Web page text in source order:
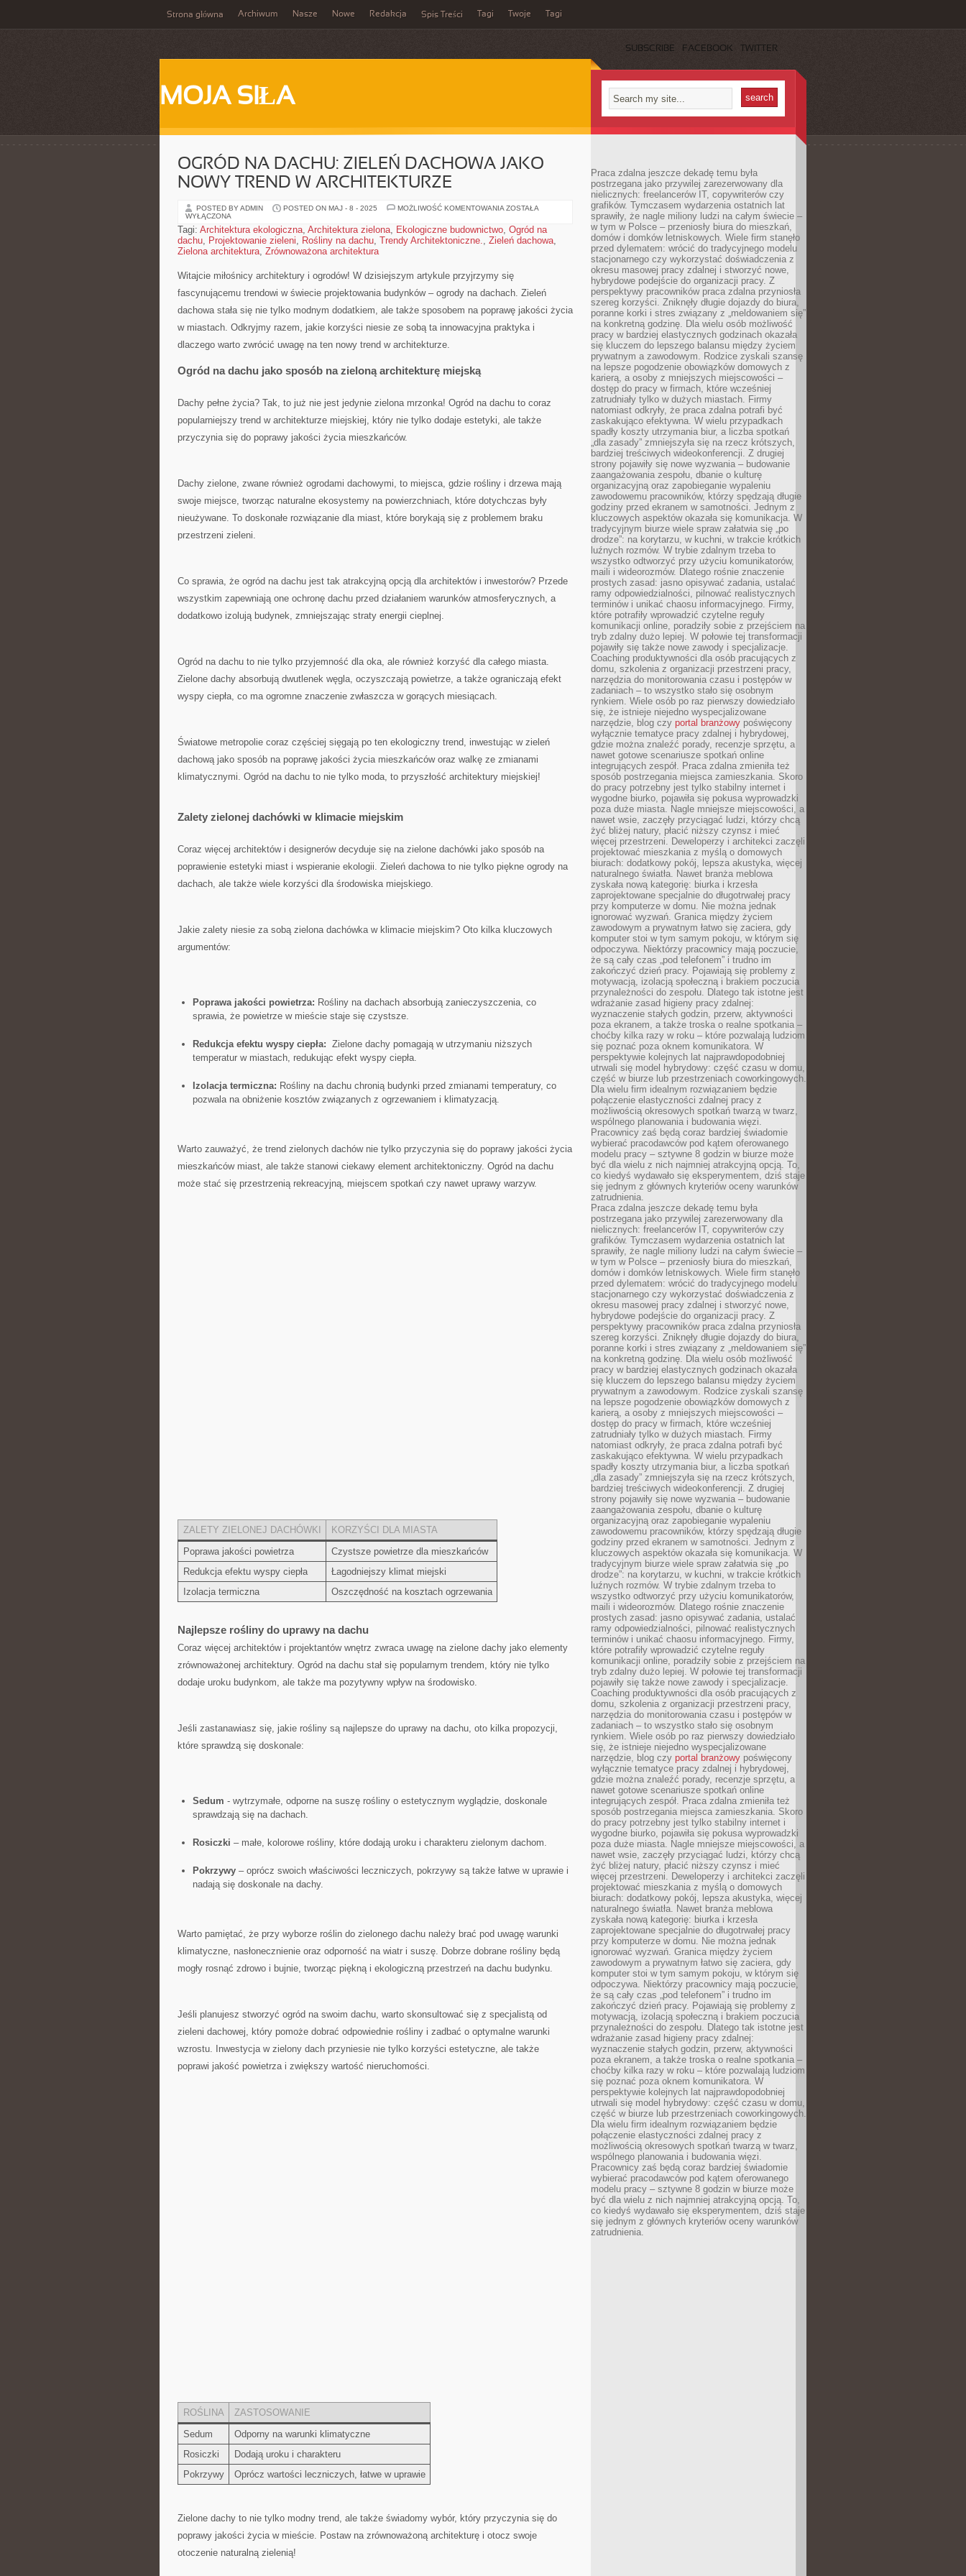
Strona główna Archiwum Nasze Nowe Redakcja Spis Treści Tagi Twoje Tagi
SUBSCRIBE FACEBOOK TWITTER
MOJA SIŁA
OGRÓD NA DACHU: ZIELEŃ DACHOWA JAKO
NOWY TREND W ARCHITEKTURZE
POSTED BY ADMIN POSTED ON MAJ - 8 - 2025 MOŻLIWOŚĆ KOMENTOWANIA OGRÓD
ZIELEŃ
DACHOWA
W
ARCHITEKTURZE
ZOSTAŁA
WYŁĄCZONA
Tagi: Architektura ekologiczna, Architektura zielona, Ekologiczne budownictwo, Ogród na
dachu, Projektowanie zieleni, Rośliny na dachu, Trendy Architektoniczne., Zieleń dachowa,
Zielona architektura, Zrównoważona architektura
Witajcie miłośnicy architektury i ogrodów! W dzisiejszym artykule przyjrzymy się
fascynującemu trendowi ‌w świecie projektowania budynków – ogrody na dachach. Zieleń
dachowa ⁤stała ‌się nie tylko⁣ modnym dodatkiem, ale także sposobem na poprawę jakości życia
w miastach. Odkryjmy razem, jakie korzyści niesie ze ‍sobą ta innowacyjna praktyka i
dlaczego warto zwrócić uwagę na ten nowy trend w architekturze.
Ogród ‍na dachu jako sposób na zieloną‍ architekturę ⁣miejską
Dachy pełne życia? ‍Tak, to ​już​ nie jest jedynie zielona mrzonka! ‌Ogród na dachu to coraz
popularniejszy trend w architekturze‍ miejskiej, który nie ⁢tylko dodaje estetyki, ale także
przyczynia się do ⁣poprawy jakości życia mieszkańców.
Dachy zielone, zwane również ogrodami dachowymi, to miejsca, gdzie‍ rośliny i drzewa mają
swoje miejsce, tworząc naturalne ekosystemy‍ na‌ powierzchniach, które⁢ dotychczas były
nieużywane. To doskonałe rozwiązanie dla miast, które borykają się ⁢z problemem braku
⁢przestrzeni zieleni.
Co sprawia, że ogród na dachu jest⁣ tak atrakcyjną opcją dla architektów i ⁤inwestorów? Przede
wszystkim zapewniają one ochronę⁣ dachu przed ​działaniem‌ warunków ​atmosferycznych, a
dodatkowo ‌izolują‍ budynek, zmniejszając straty energii cieplnej.
Ogród na​ dachu⁢ to nie ‌tylko przyjemność dla oka, ale również korzyść ⁢dla całego miasta.
Zielone dachy absorbują dwutlenek węgla, oczyszczają powietrze, a także ograniczają efekt
wyspy ciepła, co ma ogromne znaczenie zwłaszcza w gorących ⁣miesiącach.
Światowe‍ metropolie coraz częściej sięgają po ten ekologiczny trend,‌ inwestując w zieleń⁢
dachową jako sposób na poprawę jakości życia mieszkańców oraz walkę ⁤ze zmianami
klimatycznymi. Ogród na dachu ⁢to nie tylko moda, to przyszłość architektury miejskiej!
Zalety ​zielonej dachówki w klimacie⁣ miejskim
Coraz więcej architektów ‌i ​designerów decyduje się na ​zielone ⁣dachówki jako sposób na
poprawienie estetyki miast⁣ i wspieranie ekologii. Zieleń dachowa ‌to nie tylko ‍piękne ogrody na
dachach, ale także⁤ wiele korzyści dla środowiska‌ miejskiego.
Jakie⁢ zalety⁣ niesie za sobą zielona dachówka w klimacie miejskim?⁤ Oto kilka⁣ kluczowych
‍argumentów:
Poprawa jakości powietrza: Rośliny na dachach absorbują ⁣zanieczyszczenia, co
sprawia, że powietrze w mieście staje się czystsze.
Redukcja efektu wyspy ciepła: ⁢ Zielone ‌dachy pomagają w utrzymaniu niższych
temperatur w miastach, redukując efekt wyspy ciepła.
Izolacja termiczna: Rośliny na dachu chronią budynki przed zmianami temperatury, co⁢
pozwala na obniżenie kosztów związanych z ogrzewaniem i klimatyzacją.
Warto zauważyć, że⁤ trend zielonych dachów nie tylko przyczynia się do poprawy jakości‍ życia
mieszkańców‌ miast, ⁤ale także ⁤stanowi ciekawy ​element architektoniczny.‍ Ogród na dachu
może⁢ stać się przestrzenią rekreacyjną, miejscem spotkań czy nawet‍ uprawy warzyw.
ZALETY ZIELONEJ DACHÓWKI
KORZYŚCI ⁤DLA MIASTA
Poprawa jakości powietrza
Czystsze powietrze ‍dla mieszkańców
Redukcja efektu wyspy ciepła
Łagodniejszy klimat⁤ miejski
Izolacja termiczna
Oszczędność na kosztach⁢ ogrzewania
Najlepsze rośliny do⁤ uprawy na dachu
Coraz więcej architektów ⁣i projektantów wnętrz zwraca uwagę ⁢na zielone dachy ​jako elementy
zrównoważonej architektury. ‍Ogród​ na dachu stał się popularnym trendem, który nie tylko
dodaje uroku ‍budynkom, ‍ale ‌także ma⁤ pozytywny ⁢wpływ ⁤na środowisko.
Jeśli zastanawiasz ⁤się, ⁤jakie rośliny są najlepsze do uprawy na dachu, oto ‍kilka propozycji,
które sprawdzą się doskonale:
Sedum ⁢- wytrzymałe, odporne na suszę rośliny o estetycznym wyglądzie, doskonale
sprawdzają ‍się na dachach.
Rosiczki – małe, ​kolorowe‌ rośliny, które dodają uroku i ⁢charakteru ‌zielonym dachom.
Pokrzywy– oprócz swoich właściwości‍ leczniczych, pokrzywy są ⁣także łatwe w uprawie ⁣i
nadają się doskonale ⁤na ⁣dachy.
Warto pamiętać, ‌że przy wyborze roślin do zielonego ‌dachu należy brać‍ pod uwagę warunki
klimatyczne, ‍nasłonecznienie oraz⁤ odporność na wiatr i suszę. Dobrze dobrane‌ rośliny będą
mogły rosnąć zdrowo i bujnie, tworząc piękną i ekologiczną przestrzeń⁤ na dachu budynku.
Jeśli planujesz stworzyć ‌ogród ⁢na‌ swoim dachu, warto skonsultować się z specjalistą od
zieleni dachowej,⁢ który pomoże dobrać odpowiednie rośliny i⁢ zadbać o optymalne​ warunki
wzrostu. Inwestycja w zielony dach przyniesie nie tylko korzyści estetyczne, ​ale także
poprawi ⁤jakość​ powietrza⁢ i zwiększy wartość nieruchomości.
ROŚLINA
ZASTOSOWANIE
Sedum
Odporny na warunki klimatyczne
Rosiczki
Dodają uroku i charakteru
Pokrzywy
Oprócz‍ wartości leczniczych, łatwe w uprawie
Zielone dachy to nie tylko ‍modny ‍trend, ale⁤ także świadomy​ wybór, który przyczynia się do
poprawy ‍jakości życia w mieście. Postaw na zrównoważoną architekturę⁣ i otocz​ swoje
otoczenie naturalną zielenią!
Praca zdalna jeszcze dekadę temu była
postrzegana jako przywilej zarezerwowany dla
nielicznych: freelancerów IT, copywriterów czy
grafików. Tymczasem wydarzenia ostatnich lat
sprawiły, że nagle miliony ludzi na całym świecie –
w tym w Polsce – przeniosły biura do mieszkań,
domów i domków letniskowych. Wiele firm stanęło
przed dylematem: wrócić do tradycyjnego modelu
stacjonarnego czy wykorzystać doświadczenia z
okresu masowej pracy zdalnej i stworzyć nowe,
hybrydowe podejście do organizacji pracy. Z
perspektywy pracowników praca zdalna przyniosła
szereg korzyści. Zniknęły długie dojazdy do biura,
poranne korki i stres związany z „meldowaniem się”
na konkretną godzinę. Dla wielu osób możliwość
pracy w bardziej elastycznych godzinach okazała
się kluczem do lepszego balansu między życiem
prywatnym a zawodowym. Rodzice zyskali szansę
na lepsze pogodzenie obowiązków domowych z
karierą, a osoby z mniejszych miejscowości –
dostęp do pracy w firmach, które wcześniej
zatrudniały tylko w dużych miastach. Firmy
natomiast odkryły, że praca zdalna potrafi być
zaskakująco efektywna. W wielu przypadkach
spadły koszty utrzymania biur, a liczba spotkań
„dla zasady” zmniejszyła się na rzecz krótszych,
bardziej treściwych wideokonferencji. Z drugiej
strony pojawiły się nowe wyzwania – budowanie
zaangażowania zespołu, dbanie o kulturę
organizacyjną oraz zapobieganie wypaleniu
zawodowemu pracowników, którzy spędzają długie
godziny przed ekranem w samotności. Jednym z
kluczowych aspektów okazała się komunikacja. W
tradycyjnym biurze wiele spraw załatwia się „po
drodze”: na korytarzu, w kuchni, w trakcie krótkich
luźnych rozmów. W trybie zdalnym trzeba to
wszystko odtworzyć przy użyciu komunikatorów,
maili i wideorozmów. Dlatego rośnie znaczenie
prostych zasad: jasno opisywać zadania, ustalać
ramy odpowiedzialności, pilnować realistycznych
terminów i unikać chaosu informacyjnego. Firmy,
które potrafiły wprowadzić czytelne reguły
komunikacji online, poradziły sobie z przejściem na
tryb zdalny dużo lepiej. W połowie tej transformacji
pojawiły się także nowe zawody i specjalizacje.
Coaching produktywności dla osób pracujących z
domu, szkolenia z organizacji przestrzeni pracy,
narzędzia do monitorowania czasu i postępów w
zadaniach – to wszystko stało się osobnym
rynkiem. Wiele osób po raz pierwszy dowiedziało
się, że istnieje niejedno wyspecjalizowane
narzędzie, blog czy portal branżowy poświęcony
wyłącznie tematyce pracy zdalnej i hybrydowej,
gdzie można znaleźć porady, recenzje sprzętu, a
nawet gotowe scenariusze spotkań online
integrujących zespół. Praca zdalna zmieniła też
sposób postrzegania miejsca zamieszkania. Skoro
do pracy potrzebny jest tylko stabilny internet i
wygodne biurko, pojawiła się pokusa wyprowadzki
poza duże miasta. Nagle mniejsze miejscowości, a
nawet wsie, zaczęły przyciągać ludzi, którzy chcą
żyć bliżej natury, płacić niższy czynsz i mieć
więcej przestrzeni. Deweloperzy i architekci zaczęli
projektować mieszkania z myślą o domowych
biurach: dodatkowy pokój, lepsza akustyka, więcej
naturalnego światła. Nawet branża meblowa
zyskała nową kategorię: biurka i krzesła
zaprojektowane specjalnie do długotrwałej pracy
przy komputerze w domu. Nie można jednak
ignorować wyzwań. Granica między życiem
zawodowym a prywatnym łatwo się zaciera, gdy
komputer stoi w tym samym pokoju, w którym się
odpoczywa. Niektórzy pracownicy mają poczucie,
że są cały czas „pod telefonem” i trudno im
zakończyć dzień pracy. Pojawiają się problemy z
motywacją, izolacją społeczną i brakiem poczucia
przynależności do zespołu. Dlatego tak istotne jest
wdrażanie zasad higieny pracy zdalnej:
wyznaczenie stałych godzin, przerw, aktywności
poza ekranem, a także troska o realne spotkania –
choćby kilka razy w roku – które pozwalają ludziom
się poznać poza oknem komunikatora. W
perspektywie kolejnych lat najprawdopodobniej
utrwali się model hybrydowy: część czasu w domu,
część w biurze lub przestrzeniach coworkingowych.
Dla wielu firm idealnym rozwiązaniem będzie
połączenie elastyczności zdalnej pracy z
możliwością okresowych spotkań twarzą w twarz,
wspólnego planowania i budowania więzi.
Pracownicy zaś będą coraz bardziej świadomie
wybierać pracodawców pod kątem oferowanego
modelu pracy – sztywne 8 godzin w biurze może
być dla wielu z nich najmniej atrakcyjną opcją. To,
co kiedyś wydawało się eksperymentem, dziś staje
się jednym z głównych kryteriów oceny warunków
zatrudnienia.
Praca zdalna jeszcze dekadę temu była
postrzegana jako przywilej zarezerwowany dla
nielicznych: freelancerów IT, copywriterów czy
grafików. Tymczasem wydarzenia ostatnich lat
sprawiły, że nagle miliony ludzi na całym świecie –
w tym w Polsce – przeniosły biura do mieszkań,
domów i domków letniskowych. Wiele firm stanęło
przed dylematem: wrócić do tradycyjnego modelu
stacjonarnego czy wykorzystać doświadczenia z
okresu masowej pracy zdalnej i stworzyć nowe,
hybrydowe podejście do organizacji pracy. Z
perspektywy pracowników praca zdalna przyniosła
szereg korzyści. Zniknęły długie dojazdy do biura,
poranne korki i stres związany z „meldowaniem się”
na konkretną godzinę. Dla wielu osób możliwość
pracy w bardziej elastycznych godzinach okazała
się kluczem do lepszego balansu między życiem
prywatnym a zawodowym. Rodzice zyskali szansę
na lepsze pogodzenie obowiązków domowych z
karierą, a osoby z mniejszych miejscowości –
dostęp do pracy w firmach, które wcześniej
zatrudniały tylko w dużych miastach. Firmy
natomiast odkryły, że praca zdalna potrafi być
zaskakująco efektywna. W wielu przypadkach
spadły koszty utrzymania biur, a liczba spotkań
„dla zasady” zmniejszyła się na rzecz krótszych,
bardziej treściwych wideokonferencji. Z drugiej
strony pojawiły się nowe wyzwania – budowanie
zaangażowania zespołu, dbanie o kulturę
organizacyjną oraz zapobieganie wypaleniu
zawodowemu pracowników, którzy spędzają długie
godziny przed ekranem w samotności. Jednym z
kluczowych aspektów okazała się komunikacja. W
tradycyjnym biurze wiele spraw załatwia się „po
drodze”: na korytarzu, w kuchni, w trakcie krótkich
luźnych rozmów. W trybie zdalnym trzeba to
wszystko odtworzyć przy użyciu komunikatorów,
maili i wideorozmów. Dlatego rośnie znaczenie
prostych zasad: jasno opisywać zadania, ustalać
ramy odpowiedzialności, pilnować realistycznych
terminów i unikać chaosu informacyjnego. Firmy,
które potrafiły wprowadzić czytelne reguły
komunikacji online, poradziły sobie z przejściem na
tryb zdalny dużo lepiej. W połowie tej transformacji
pojawiły się także nowe zawody i specjalizacje.
Coaching produktywności dla osób pracujących z
domu, szkolenia z organizacji przestrzeni pracy,
narzędzia do monitorowania czasu i postępów w
zadaniach – to wszystko stało się osobnym
rynkiem. Wiele osób po raz pierwszy dowiedziało
się, że istnieje niejedno wyspecjalizowane
narzędzie, blog czy portal branżowy poświęcony
wyłącznie tematyce pracy zdalnej i hybrydowej,
gdzie można znaleźć porady, recenzje sprzętu, a
nawet gotowe scenariusze spotkań online
integrujących zespół. Praca zdalna zmieniła też
sposób postrzegania miejsca zamieszkania. Skoro
do pracy potrzebny jest tylko stabilny internet i
wygodne biurko, pojawiła się pokusa wyprowadzki
poza duże miasta. Nagle mniejsze miejscowości, a
nawet wsie, zaczęły przyciągać ludzi, którzy chcą
żyć bliżej natury, płacić niższy czynsz i mieć
więcej przestrzeni. Deweloperzy i architekci zaczęli
projektować mieszkania z myślą o domowych
biurach: dodatkowy pokój, lepsza akustyka, więcej
naturalnego światła. Nawet branża meblowa
zyskała nową kategorię: biurka i krzesła
zaprojektowane specjalnie do długotrwałej pracy
przy komputerze w domu. Nie można jednak
ignorować wyzwań. Granica między życiem
zawodowym a prywatnym łatwo się zaciera, gdy
komputer stoi w tym samym pokoju, w którym się
odpoczywa. Niektórzy pracownicy mają poczucie,
że są cały czas „pod telefonem” i trudno im
zakończyć dzień pracy. Pojawiają się problemy z
motywacją, izolacją społeczną i brakiem poczucia
przynależności do zespołu. Dlatego tak istotne jest
wdrażanie zasad higieny pracy zdalnej:
wyznaczenie stałych godzin, przerw, aktywności
poza ekranem, a także troska o realne spotkania –
choćby kilka razy w roku – które pozwalają ludziom
się poznać poza oknem komunikatora. W
perspektywie kolejnych lat najprawdopodobniej
utrwali się model hybrydowy: część czasu w domu,
część w biurze lub przestrzeniach coworkingowych.
Dla wielu firm idealnym rozwiązaniem będzie
połączenie elastyczności zdalnej pracy z
możliwością okresowych spotkań twarzą w twarz,
wspólnego planowania i budowania więzi.
Pracownicy zaś będą coraz bardziej świadomie
wybierać pracodawców pod kątem oferowanego
modelu pracy – sztywne 8 godzin w biurze może
być dla wielu z nich najmniej atrakcyjną opcją. To,
co kiedyś wydawało się eksperymentem, dziś staje
się jednym z głównych kryteriów oceny warunków
zatrudnienia.